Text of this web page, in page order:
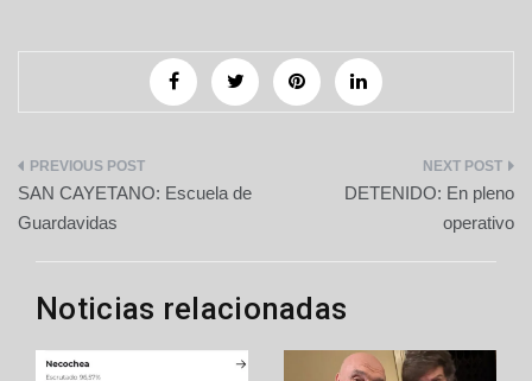
Navegación
de
entradas
SAN CAYETANO: Escuela de
Guardavidas
DETENIDO: En pleno
operativo
Noticias relacionadas